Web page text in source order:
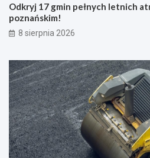
Odkryj 17 gmin pełnych letnich
poznańskim!
8 sierpnia 2026